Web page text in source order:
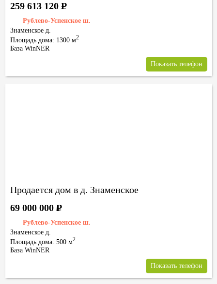
Рублево-Успенское ш.
Знаменское д.
Площадь дома: 1300 м2
259 613 120Р
База WinNER
Показать телефон
Продается дом в д. Знаменское
Рублево-Успенское ш.
Знаменское д.
Площадь дома: 500 м2
69 000 000Р
База WinNER
Показать телефон